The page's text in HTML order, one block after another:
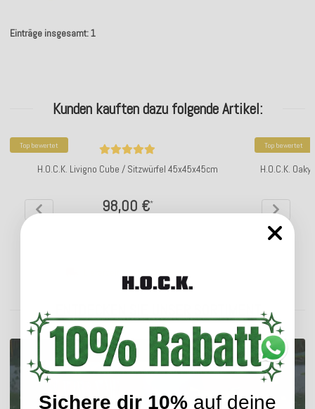
Einträge insgesamt: 1
Kunden kauften dazu folgende Artikel:
Top bewertet
H.O.C.K. Livigno Cube / Sitzwürfel 45x45x45cm
98,00 €*
Top bewertet
H.O.C.K.
ENTDECKEN SIE UNSER SORTIMENT
Sichere dir 10% auf deine